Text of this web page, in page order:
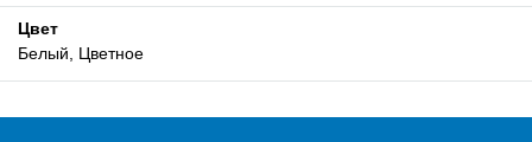
Цвет
Белый, Цветное